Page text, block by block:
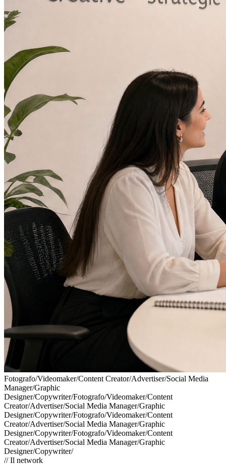
Fotografo/Videomaker/Content Creator/Advertiser/Social Media
Manager/Graphic
Designer/Copywriter/Fotografo/Videomaker/Content
Creator/Advertiser/Social Media Manager/Graphic
Designer/Copywriter/Fotografo/Videomaker/Content
Creator/Advertiser/Social Media Manager/Graphic
Designer/Copywriter/Fotografo/Videomaker/Content
Creator/Advertiser/Social Media Manager/Graphic
Designer/Copywriter/
// Il network